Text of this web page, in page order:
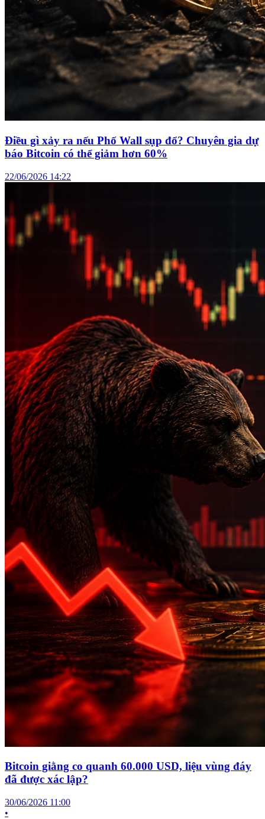
Điều gì xảy ra nếu Phố Wall sụp đổ? Chuyên gia dự
báo Bitcoin có thể giảm hơn 60%
22/06/2026 14:22
Bitcoin giằng co quanh 60.000 USD, liệu vùng đáy
đã được xác lập?
30/06/2026 11:00
•